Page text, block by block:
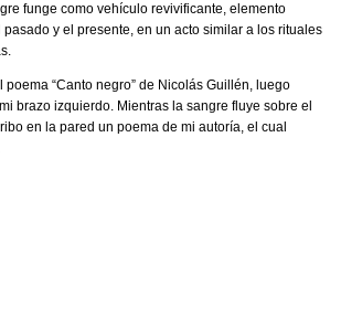
funge como vehículo revivificante, elemento
y el presente, en un acto similar a los rituales
poema “Canto negro” de Nicolás Guillén, luego
brazo izquierdo. Mientras la sangre fluye sobre el
en la pared un poema de mi autoría, el cual